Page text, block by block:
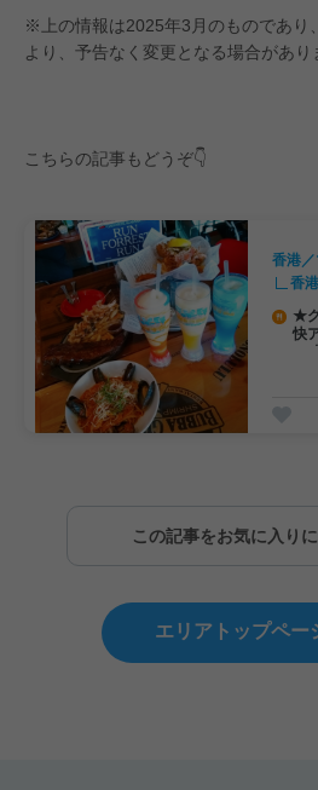
※上の情報は2025年3月のものであり
より、予告なく変更となる場合があり
こちらの記事もどうぞ👇
香港
香港
★
快
ン
この記事をお気に入り
エリアトップペー